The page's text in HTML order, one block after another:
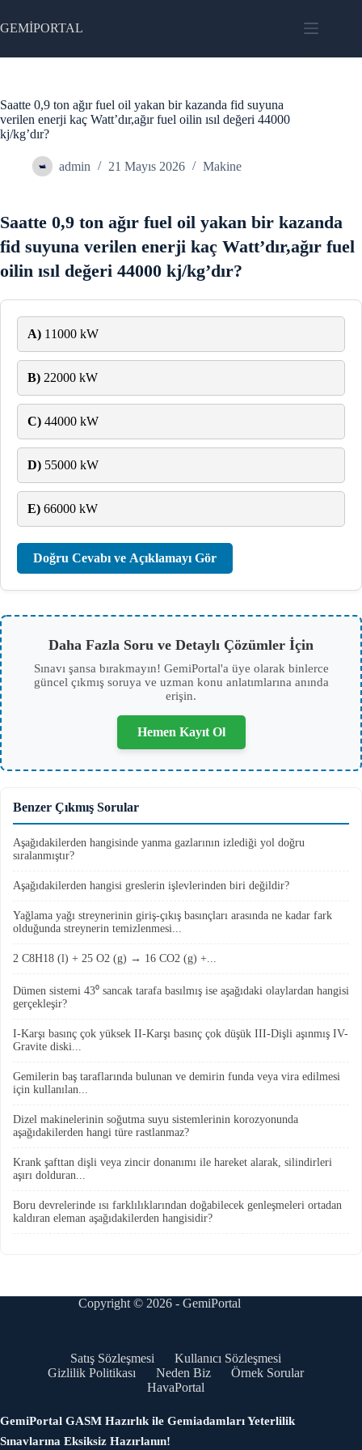
to
content
GEMİPORTAL
Saatte 0,9 ton ağır fuel oil yakan bir kazanda fid suyuna
verilen enerji kaç Watt’dır,ağır fuel oilin ısıl değeri 44000
kj/kg’dır?
admin 21 Mayıs 2026 Makine
Saatte 0,9 ton ağır fuel oil yakan bir kazanda
fid suyuna verilen enerji kaç Watt’dır,ağır fuel
oilin ısıl değeri 44000 kj/kg’dır?
A) 11000 kW
B) 22000 kW
C) 44000 kW
D) 55000 kW
E) 66000 kW
Doğru Cevabı ve Açıklamayı Gör
Daha Fazla Soru ve Detaylı Çözümler İçin
Sınavı şansa bırakmayın! GemiPortal'a üye olarak binlerce
güncel çıkmış soruya ve uzman konu anlatımlarına anında
erişin.
Hemen Kayıt Ol
Benzer Çıkmış Sorular
Aşağıdakilerden hangisinde yanma gazlarının izlediği yol doğru
sıralanmıştır?
Aşağıdakilerden hangisi greslerin işlevlerinden biri değildir?
Yağlama yağı streynerinin giriş-çıkış basınçları arasında ne kadar fark
olduğunda streynerin temizlenmesi...
2 C8H18 (l) + 25 O2 (g) → 16 CO2 (g) +...
Dümen sistemi 43⁰ sancak tarafa basılmış ise aşağıdaki olaylardan hangisi
gerçekleşir?
I-Karşı basınç çok yüksek II-Karşı basınç çok düşük III-Dişli aşınmış IV-
Gravite diski...
Gemilerin baş taraflarında bulunan ve demirin funda veya vira edilmesi
için kullanılan...
Dizel makinelerinin soğutma suyu sistemlerinin korozyonunda
aşağıdakilerden hangi türe rastlanmaz?
Krank şafttan dişli veya zincir donanımı ile hareket alarak, silindirleri
aşırı dolduran...
Boru devrelerinde ısı farklılıklarından doğabilecek genleşmeleri ortadan
kaldıran eleman aşağıdakilerden hangisidir?
Copyright © 2026 - GemiPortal
Satış Sözleşmesi
Kullanıcı Sözleşmesi
Gizlilik Politikası
Neden Biz
Örnek Sorular
HavaPortal
GemiPortal GASM Hazırlık ile Gemiadamları Yeterlilik
Sınavlarına Eksiksiz Hazırlanın!